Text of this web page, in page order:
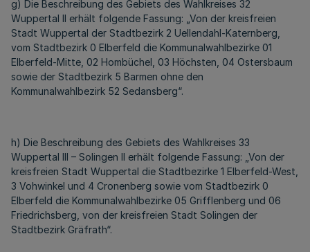
g) Die Beschreibung des Gebiets des Wahlkreises 32
Wuppertal II erhält folgende Fassung: „Von der kreisfreien
Stadt Wuppertal der Stadtbezirk 2 Uellendahl-Katernberg,
vom Stadtbezirk 0 Elberfeld die Kommunalwahlbezirke 01
Elberfeld-Mitte, 02 Hombüchel, 03 Höchsten, 04 Ostersbaum
sowie der Stadtbezirk 5 Barmen ohne den
Kommunalwahlbezirk 52 Sedansberg“.
h) Die Beschreibung des Gebiets des Wahlkreises 33
Wuppertal III – Solingen II erhält folgende Fassung: „Von der
kreisfreien Stadt Wuppertal die Stadtbezirke 1 Elberfeld-West,
3 Vohwinkel und 4 Cronenberg sowie vom Stadtbezirk 0
Elberfeld die Kommunalwahlbezirke 05 Grifflenberg und 06
Friedrichsberg, von der kreisfreien Stadt Solingen der
Stadtbezirk Gräfrath“.